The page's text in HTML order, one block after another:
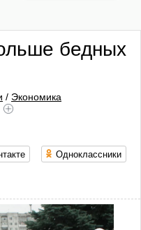
бедных
/ Экономика
Одноклассники